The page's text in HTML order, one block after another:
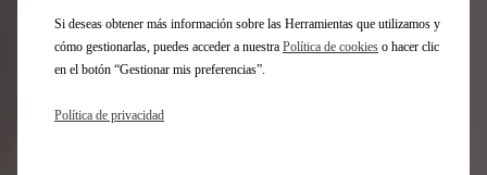
Price
is
255,09
Quantity
updated
to:
Añadir a la cesta
Si deseas obtener más información sobre las Herramientas que utilizamos y
cómo gestionarlas, puedes acceder a nuestra Política de cookies o hacer clic
en el botón “Gestionar mis preferencias”.
Política de privacidad